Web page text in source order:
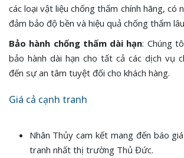
các loại vật liệu chống thấm chính hãng, có
đảm bảo độ bền và hiệu quả chống thấm
Bảo hành chống thấm dài hạn: Chúng
bảo hành dài hạn cho tất cả các dịch vụ
đến sự an tâm tuyệt đối cho khách hàng.
Giá cả cạnh tranh
Nhân Thủy cam kết mang đến báo
tranh nhất thị trường Thủ Đức.